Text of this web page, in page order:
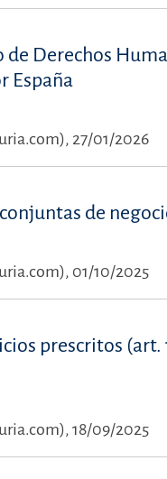
de Derechos
España
27/01/2026
de
01/10/2025
prescritos (art.
18/09/2025